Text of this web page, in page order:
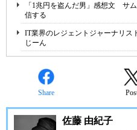
「1兆円を盗んだ男」感想文 サ
信する
IT業界のレジェントジャーナリス
じーん
Share
佐藤 由紀子